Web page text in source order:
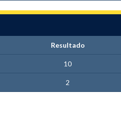
Resultado
10
2